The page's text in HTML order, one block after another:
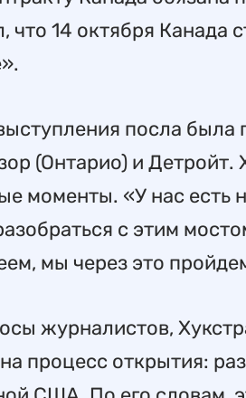
что 14 октября Канада
посла
(Онтарио) и
моменты. «У нас есть
с этим
мы через это
журналистов,
процесс открытия: